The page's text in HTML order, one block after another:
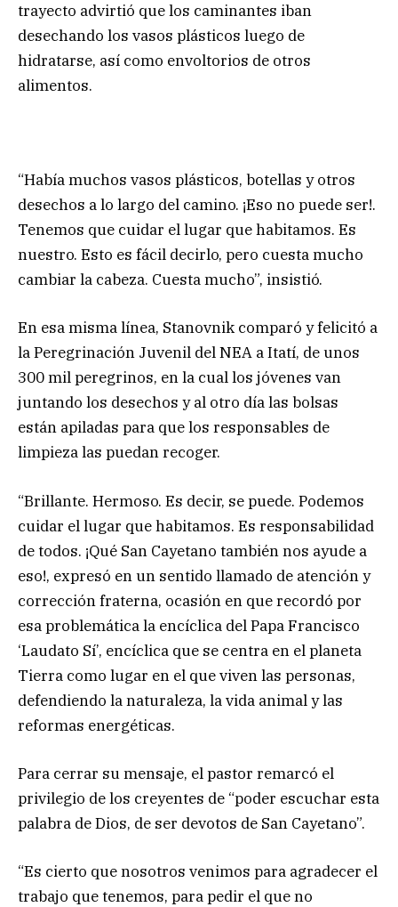
trayecto advirtió que los caminantes iban
desechando los vasos plásticos luego de
hidratarse, así como envoltorios de otros
alimentos.
“Había muchos vasos plásticos, botellas y otros
desechos a lo largo del camino. ¡Eso no puede ser!.
Tenemos que cuidar el lugar que habitamos. Es
nuestro. Esto es fácil decirlo, pero cuesta mucho
cambiar la cabeza. Cuesta mucho”, insistió.
En esa misma línea, Stanovnik comparó y felicitó a
la Peregrinación Juvenil del NEA a Itatí, de unos
300 mil peregrinos, en la cual los jóvenes van
juntando los desechos y al otro día las bolsas
están apiladas para que los responsables de
limpieza las puedan recoger.
“Brillante. Hermoso. Es decir, se puede. Podemos
cuidar el lugar que habitamos. Es responsabilidad
de todos. ¡Qué San Cayetano también nos ayude a
eso!, expresó en un sentido llamado de atención y
corrección fraterna, ocasión en que recordó por
esa problemática la encíclica del Papa Francisco
‘Laudato Sí’, encíclica que se centra en el planeta
Tierra como lugar en el que viven las personas,
defendiendo la naturaleza, la vida animal y las
reformas energéticas.
Para cerrar su mensaje, el pastor remarcó el
privilegio de los creyentes de “poder escuchar esta
palabra de Dios, de ser devotos de San Cayetano”.
“Es cierto que nosotros venimos para agradecer el
trabajo que tenemos, para pedir el que no